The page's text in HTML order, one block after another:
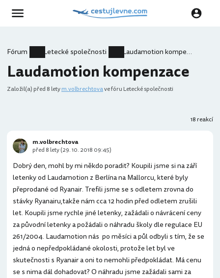
Fórum Letecké společnosti Laudamotion kompenzace
Laudamotion kompenzace
Založil(a) před 8 letym.volbrechtovave fóru Letecké společnosti
18 reakcí
Dobrý den, mohl by mi někdo poradit? Koupili jsme si na září
letenky od Laudamotion z Berlína na Mallorcu, které byly
přeprodané od Ryanair. Trefili jsme se s odletem zrovna do
stávky Ryanairu,takže nám cca 12 hodin před odletem zrušili
let. Koupili jsme rychle jiné letenky, zažádali o návrácení ceny
za původní letenky a požádali o náhradu školy dle regulace EU
261/2004. Laudamotion nás po měsíci a půl odbyli s tím, že se
jedná o nepředpokládané okolosti, protože let byl ve
skutečnosti s Ryanair a oni to nemohli předpokládat. Má cenu
se s nima dál dohadovat? O náhradu jsme zažádali sami za
m.volbrechtova
před 8 lety (29. 10. 2018 09:45)